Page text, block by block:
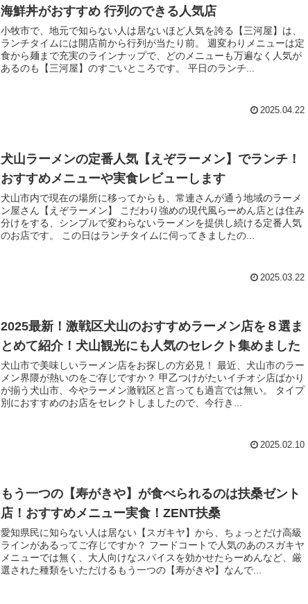
海鮮丼がおすすめ 行列のできる人気店
小牧市で、地元で知らない人は居ないほど人気を誇る【三河屋】は、
ランチタイムには開店前から行列が当たり前。 週変わりメニューは定
食から麺まで充実のラインナップで、どのメニューも万遍なく人気が
あるのも【三河屋】のすごいところです。 平日のランチ...
2025.04.22
犬山ラーメンの定番人気【えぞラーメン】でランチ！
おすすめメニューや実食レビューします
犬山市内で現在の場所に移ってからも、常連さんが通う地域のラーメ
ン屋さん【えぞラーメン】 こだわり強めの現代風らーめん店とは住み
分けをする、シンプルで変わらないラーメンを提供し続ける定番人気
のお店です。 この日はランチタイムに伺ってきましたの...
2025.03.22
2025最新！激戦区犬山のおすすめラーメン店を８選ま
とめて紹介！犬山観光にも人気のセレクト集めました
犬山市で美味しいラーメン店をお探しの方必見！ 最近、犬山市のラー
メン界隈が熱いのをご存じですか？ 甲乙つけがたいイチオシ店ばかり
が揃う犬山市、今やラーメン激戦区と言っても過言では無い。 タイプ
別におすすめのお店をセレクトしましたので、今行き...
2025.02.10
もう一つの【寿がきや】が食べられるのは扶桑ゼント
店！おすすめメニュー実食！ZENT扶桑
愛知県民に知らない人は居ない【スガキヤ】から、ちょっとだけ高級
ラインがあるってご存じですか？ フードコートで人気のあのスガキヤ
メニューでは無く、大人向けなスパイスを効かせたらーめんなど、厳
選された種類をいただけるもう一つの【寿がきや】なんで...